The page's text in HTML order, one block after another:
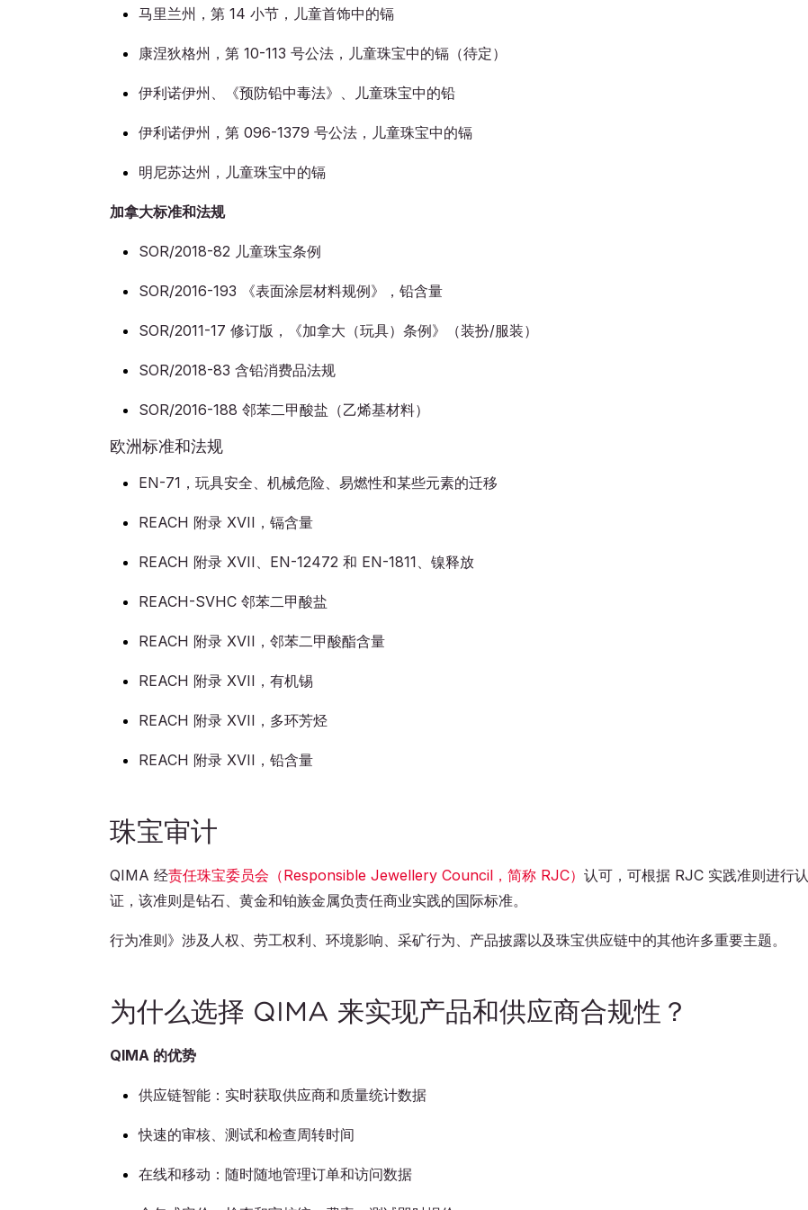
马里兰州，第 14 小节，儿童首饰中的镉
康涅狄格州，第 10-113 号公法，儿童珠宝中的镉（待定）
伊利诺伊州、《预防铅中毒法》、儿童珠宝中的铅
伊利诺伊州，第 096-1379 号公法，儿童珠宝中的镉
明尼苏达州，儿童珠宝中的镉
加拿大标准和法规
SOR/2018-82 儿童珠宝条例
SOR/2016-193 《表面涂层材料规例》，铅含量
SOR/2011-17 修订版，《加拿大（玩具）条例》（装扮/服装）
SOR/2018-83 含铅消费品法规
SOR/2016-188 邻苯二甲酸盐（乙烯基材料）
欧洲标准和法规
EN-71，玩具安全、机械危险、易燃性和某些元素的迁移
REACH 附录 XVII，镉含量
REACH 附录 XVII、EN-12472 和 EN-1811、镍释放
REACH-SVHC 邻苯二甲酸盐
REACH 附录 XVII，邻苯二甲酸酯含量
REACH 附录 XVII，有机锡
REACH 附录 XVII，多环芳烃
REACH 附录 XVII，铅含量
珠宝审计
QIMA 经责任珠宝委员会（Responsible Jewellery Council，简称 RJC） 认可，可根据 RJC 实践准则进行认
证，该准则是钻石、黄金和铂族金属负责任商业实践的国际标准。
行为准则》涉及人权、劳工权利、环境影响、采矿行为、产品披露以及珠宝供应链中的其他许多重要主题。
为什么选择 QIMA 来实现产品和供应商合规性？
QIMA 的优势
供应链智能：实时获取供应商和质量统计数据
快速的审核、测试和检查周转时间
在线和移动：随时随地管理订单和访问数据